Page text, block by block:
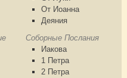
От Иоанна
Деяния
Соборные Послания
Иакова
1 Петра
2 Петра